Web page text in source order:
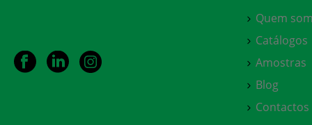
Quem
Catálogos
Amostras
Blog
Contactos